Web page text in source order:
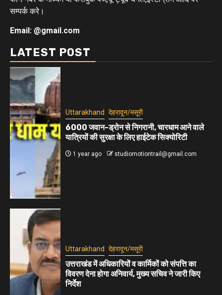
सम्पर्क करे।
Email: @gmail.com
LATEST POST
Uttarakhand देहरादून/मसूरी
6000 जवान-ड्रोन से निगरानी, चारधाम आने वाले
यात्रियों की सुरक्षा के लिए हाईटेक सिक्योरिटी
1 year ago studiomotiontrail@gmail.com
Uttarakhand देहरादून/मसूरी
उत्तराखंड में अधिकारियों व कार्मिकों को संपत्ति का
विवरण देना होगा अनिवार्य, मुख्य सचिव ने जारी किए
निर्देश